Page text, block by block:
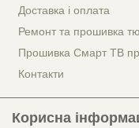
Доставка і оплата
Ремонт та прошивка
Прошивка Смарт ТВ
Контакти
Корисна